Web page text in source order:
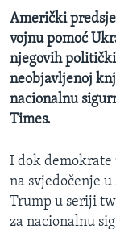
Američki
vojnu pomoć
njegovih
neobjavljenoj
nacionalnu
Times.
I dok demokrate
na svjedočenje
Trump u seriji
za nacionalnu